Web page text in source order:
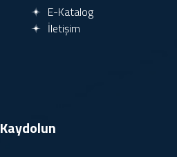
E-Katalog
İletişim
Kaydolun